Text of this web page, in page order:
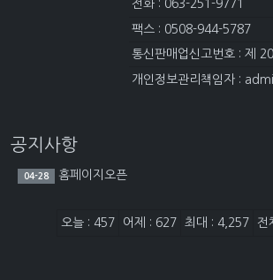
전화 : 063-251-9771
팩스 : 0508-944-5787
통신판매업신고번호 : 제
개인정보관리책임자 :
공지사항
04-28 홈페이지오픈
접속자집계
오늘 : 457 어제 : 627 최대 : 4,257 전